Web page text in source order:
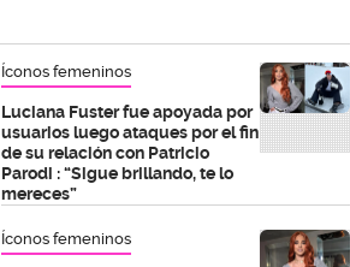
Íconos femeninos
Luciana Fuster fue apoyada por
usuarios luego ataques por el fin
de su relación con Patricio
Parodi : “Sigue brillando, te lo
mereces”
Íconos femeninos